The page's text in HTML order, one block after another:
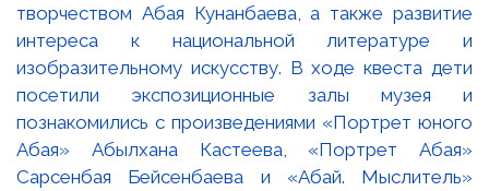
творчеством Абая Кунанбаева, а также развитие
интереса к национальной литературе и
изобразительному искусству. В ходе квеста дети
посетили экспозиционные залы музея и
познакомились с произведениями «Портрет юного
Абая» Абылхана Кастеева, «Портрет Абая»
Сарсенбая Бейсенбаева и «Абай. Мыслитель»